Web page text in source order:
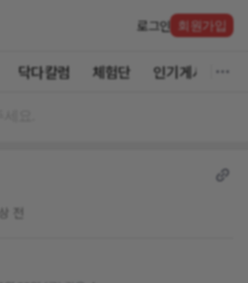
로그인 회원가입
닥다칼럼 체험단 인기게시글
전